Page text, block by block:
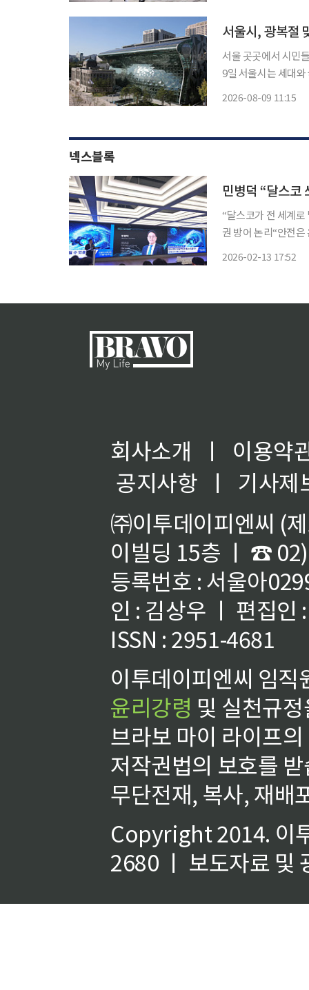
서울시, 광복절
서울 곳곳에서 시민
9일 서울시는 세대
2026-08-09 11:15
넥스블록
“달스코가 전 세계
권 방어 논리“안전
2026-02-13 17:52
회사소개 ㅣ
이용약
공지사항
ㅣ
기사제
㈜이투데이피엔씨 (
이빌딩 15층 ㅣ ☎
등록번호 : 서울아
인 : 김상우 ㅣ 편집인
ISSN : 2951-4681
이투데이피엔씨 임
윤리강령 및 실천규
브라보 마이 라이프
저작권법의 보호를
무단전재, 복사, 재배
Copyright 2014. 이
2680 ㅣ 보도자료